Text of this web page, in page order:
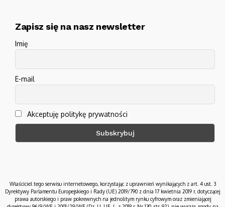
Zapisz się na nasz newsletter
Imię
E-mail
Akceptuję politykę prywatności
Właściciel tego serwisu internetowego, korzystając z uprawnień wynikających z art. 4 ust. 3
Dyrektywy Parlamentu Europejskiego i Rady (UE) 2019/790 z dnia 17 kwietnia 2019 r. dotyczącej
prawa autorskiego i praw pokrewnych na jednolitym rynku cyfrowym oraz zmieniającej